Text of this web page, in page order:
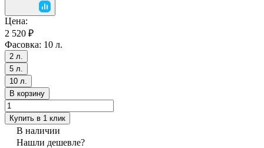
Цена:
2 520 ₽
Фасовка: 10 л.
2 л.
5 л.
10 л.
В корзину
Купить в 1 клик
В наличии
Нашли дешевле?